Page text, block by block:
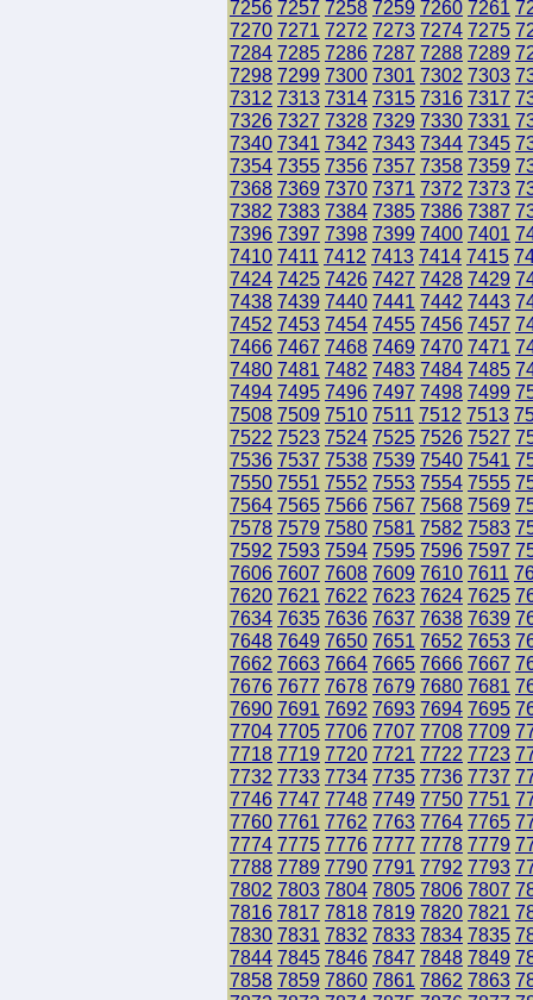
7256 7257 7258 7259 7260 7261
7270 7271 7272 7273 7274 7275
7284 7285 7286 7287 7288 7289
7298 7299 7300 7301 7302 7303
7312 7313 7314 7315 7316 7317
7326 7327 7328 7329 7330 7331
7340 7341 7342 7343 7344 7345
7354 7355 7356 7357 7358 7359
7368 7369 7370 7371 7372 7373
7382 7383 7384 7385 7386 7387
7396 7397 7398 7399 7400 7401
7410 7411 7412 7413 7414 7415
7424 7425 7426 7427 7428 7429
7438 7439 7440 7441 7442 7443
7452 7453 7454 7455 7456 7457
7466 7467 7468 7469 7470 7471
7480 7481 7482 7483 7484 7485
7494 7495 7496 7497 7498 7499
7508 7509 7510 7511 7512 7513
7522 7523 7524 7525 7526 7527
7536 7537 7538 7539 7540 7541
7550 7551 7552 7553 7554 7555
7564 7565 7566 7567 7568 7569
7578 7579 7580 7581 7582 7583
7592 7593 7594 7595 7596 7597
7606 7607 7608 7609 7610 7611
7620 7621 7622 7623 7624 7625
7634 7635 7636 7637 7638 7639
7648 7649 7650 7651 7652 7653
7662 7663 7664 7665 7666 7667
7676 7677 7678 7679 7680 7681
7690 7691 7692 7693 7694 7695
7704 7705 7706 7707 7708 7709
7718 7719 7720 7721 7722 7723
7732 7733 7734 7735 7736 7737
7746 7747 7748 7749 7750 7751
7760 7761 7762 7763 7764 7765
7774 7775 7776 7777 7778 7779
7788 7789 7790 7791 7792 7793
7802 7803 7804 7805 7806 7807
7816 7817 7818 7819 7820 7821
7830 7831 7832 7833 7834 7835
7844 7845 7846 7847 7848 7849
7858 7859 7860 7861 7862 7863